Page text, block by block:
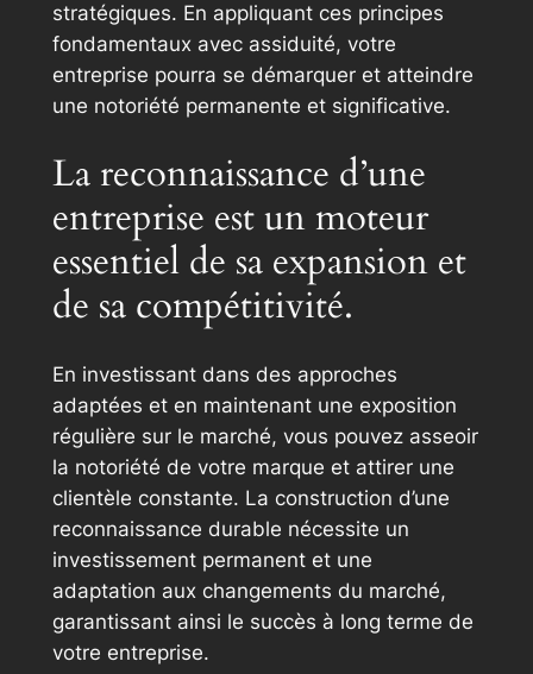
stratégiques. En appliquant ces principes
fondamentaux avec assiduité, votre
entreprise pourra se démarquer et atteindre
une notoriété permanente et significative.
La reconnaissance d’une
entreprise est un moteur
essentiel de sa expansion et
de sa compétitivité.
En investissant dans des approches
adaptées et en maintenant une exposition
régulière sur le marché, vous pouvez asseoir
la notoriété de votre marque et attirer une
clientèle constante. La construction d’une
reconnaissance durable nécessite un
investissement permanent et une
adaptation aux changements du marché,
garantissant ainsi le succès à long terme de
votre entreprise.